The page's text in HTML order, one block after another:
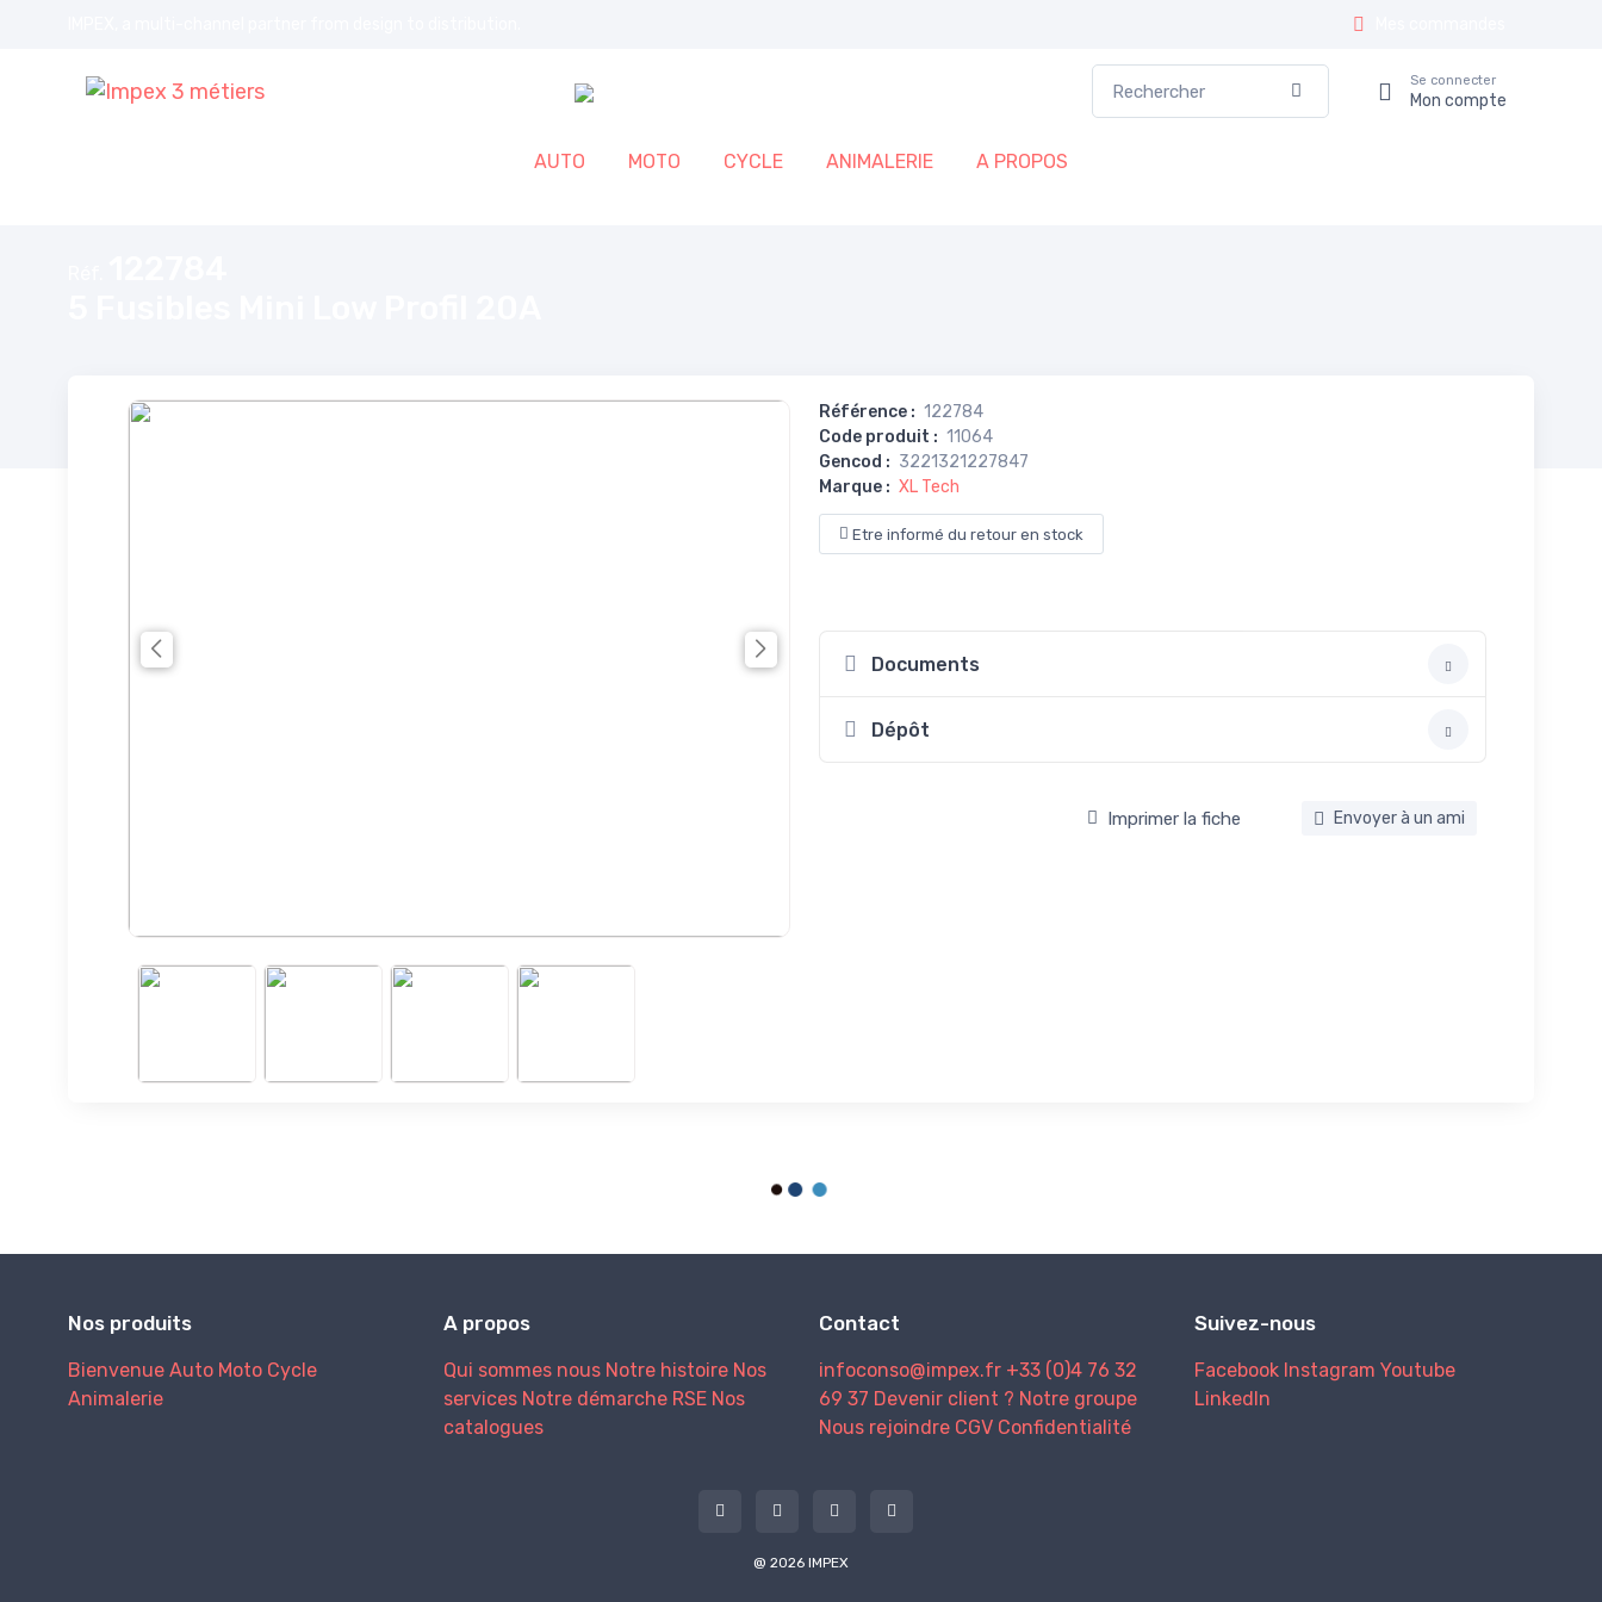
Se connecter
Mon compte
AUTO MOTO CYCLE ANIMALERIE A PROPOS
Référence : 122784
Code produit : 11064
Gencod : 3221321227847
Marque : XL Tech
Etre informé du retour en stock
Documents
Dépôt
Imprimer la fiche Envoyer à un ami
Nos produits
Bienvenue Auto Moto Cycle
Animalerie
A propos
Qui sommes nous Notre histoire Nos
services Notre démarche RSE Nos
catalogues
Contact
infoconso@impex.fr +33 (0)4 76 32
69 37 Devenir client ? Notre groupe
Nous rejoindre CGV Confidentialité
Suivez-nous
Facebook Instagram Youtube
LinkedIn
@ 2026 IMPEX